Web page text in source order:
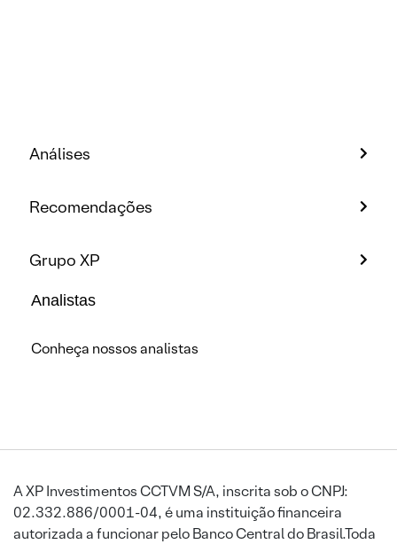
Análises
Recomendações
Grupo XP
Analistas
Conheça nossos analistas
A XP Investimentos CCTVM S/A, inscrita sob o CNPJ:
02.332.886/0001-04, é uma instituição financeira
autorizada a funcionar pelo Banco Central do Brasil.Toda